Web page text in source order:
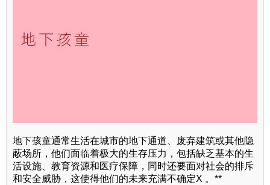
地下孩童通常生活在城市的地下通道、废弃建筑或其他隐
蔽场所，他们面临着极大的生存压力，包括缺乏基本的生
活设施、教育资源和医疗保障，同时还要面对社会的排斥
和安全威胁，这使得他们的未来充满不确定X 。**